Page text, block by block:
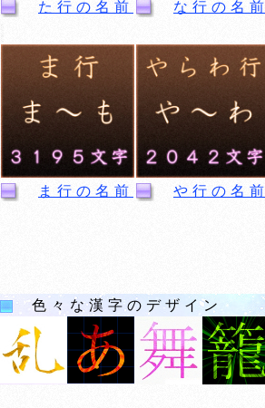
た行の名前 な行の名前
ま行の名前 や行の名前
色々な漢字のデザイン